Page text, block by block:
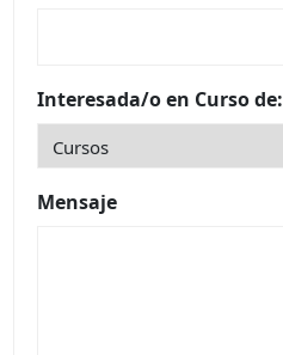
Interesada/o en Curso de:
Mensaje